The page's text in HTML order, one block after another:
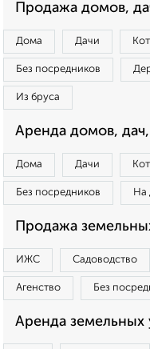
Продажа домов,
Дома Дачи
Без посредников
Из бруса
Аренда домов,
Дома Дачи
Без посредников На
Продажа
ИЖС Садоводство
Агенство Без
Аренда земельных